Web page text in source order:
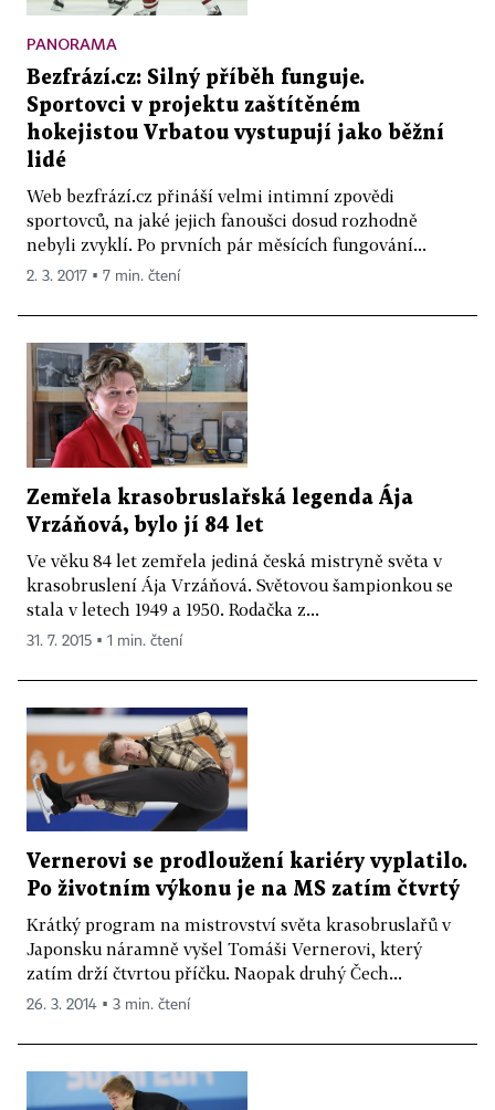
PANORAMA
Bezfrází.cz: Silný příběh funguje.
Sportovci v projektu zaštítěném
hokejistou Vrbatou vystupují jako běžní
lidé
Web bezfrází.cz přináší velmi intimní zpovědi
sportovců, na jaké jejich fanoušci dosud rozhodně
nebyli zvyklí. Po prvních pár měsících fungování...
2. 3. 2017 ▪ 7 min. čtení
Zemřela krasobruslařská legenda Ája
Vrzáňová, bylo jí 84 let
Ve věku 84 let zemřela jediná česká mistryně světa v
krasobruslení Ája Vrzáňová. Světovou šampionkou se
stala v letech 1949 a 1950. Rodačka z...
31. 7. 2015 ▪ 1 min. čtení
Vernerovi se prodloužení kariéry vyplatilo.
Po životním výkonu je na MS zatím čtvrtý
Krátký program na mistrovství světa krasobruslařů v
Japonsku náramně vyšel Tomáši Vernerovi, který
zatím drží čtvrtou příčku. Naopak druhý Čech...
26. 3. 2014 ▪ 3 min. čtení